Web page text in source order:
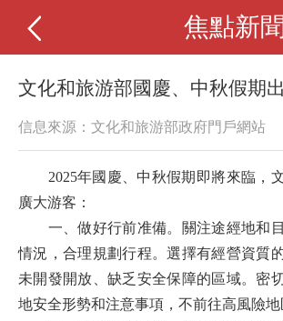
焦點新聞
文化和旅游部國慶、中秋假期
信息來源：文化和旅游部政府門戶網站
2025年國慶、中秋假期即將來臨，
廣大游客：
一 、做好行前准備。 關注途經地和
情況，合理規劃行程。選擇有經營資質
未開發開放、缺乏安全保障的區域。密
地安全形勢和注意事項，不前往高風險地